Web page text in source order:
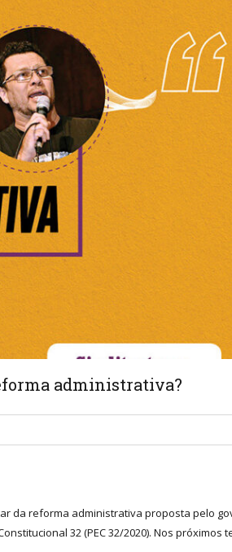
administrativa?
da reforma administrativa proposta pelo
32 (PEC 32/2020). Nos